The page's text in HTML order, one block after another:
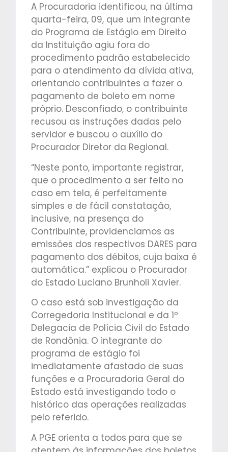
A Procuradoria identificou, na última
quarta-feira, 09, que um integrante
do Programa de Estágio em Direito
da Instituição agiu fora do
procedimento padrão estabelecido
para o atendimento da dívida ativa,
orientando contribuintes a fazer o
pagamento de boleto em nome
próprio. Desconfiado, o contribuinte
recusou as instruções dadas pelo
servidor e buscou o auxílio do
Procurador Diretor da Regional.
“Neste ponto, importante registrar,
que o procedimento a ser feito no
caso em tela, é perfeitamente
simples e de fácil constatação,
inclusive, na presença do
Contribuinte, providenciamos as
emissões dos respectivos DARES para
pagamento dos débitos, cuja baixa é
automática.” explicou o Procurador
do Estado Luciano Brunholi Xavier.
O caso está sob investigação da
Corregedoria Institucional e da 1º
Delegacia de Polícia Civil do Estado
de Rondônia. O integrante do
programa de estágio foi
imediatamente afastado de suas
funções e a Procuradoria Geral do
Estado está investigando todo o
histórico das operações realizadas
pelo referido.
A PGE orienta a todos para que se